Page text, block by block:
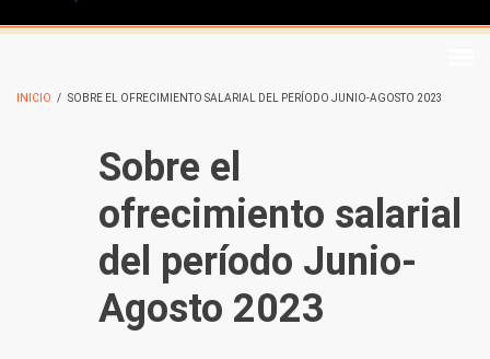
INICIO / SOBRE EL OFRECIMIENTO SALARIAL DEL PERÍODO JUNIO-AGOSTO 2023
Sobre el
ofrecimiento salarial
del período Junio-
Agosto 2023